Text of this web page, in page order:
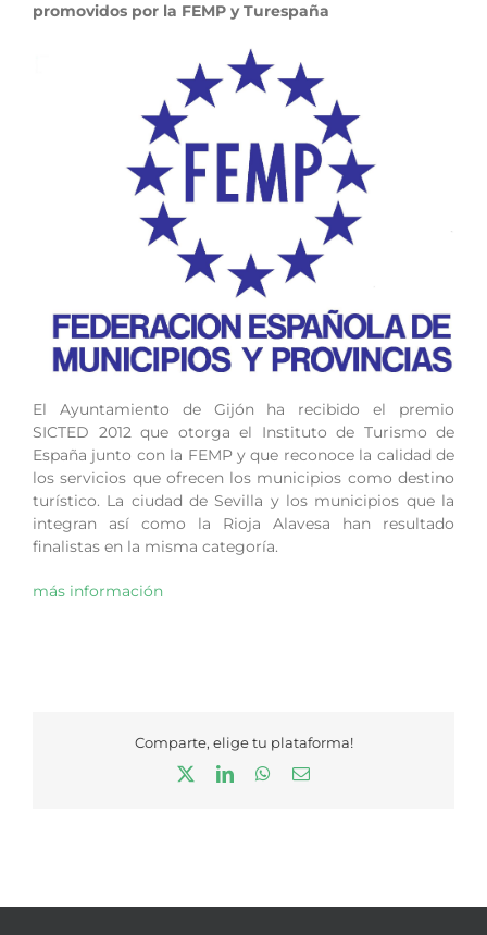
promovidos por la FEMP y Turespaña
El Ayuntamiento de Gijón ha recibido el premio
SICTED 2012 que otorga el Instituto de Turismo de
España junto con la FEMP y que reconoce la calidad de
los servicios que ofrecen los municipios como destino
turístico. La ciudad de Sevilla y los municipios que la
integran así como la Rioja Alavesa han resultado
finalistas en la misma categoría.
más información
Comparte, elige tu plataforma!
LinkedInWhatsApp
Correo